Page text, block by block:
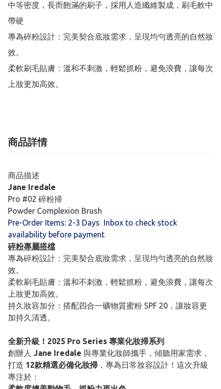
中等密度，長而飽滿的刷子，採用人造纖維製成，刷毛軟中
帶硬
專為碎粉設計：完美契合底妝需求，呈現均勻透亮的自然妝
效。
柔軟刷毛貼膚：溫和不刺激，輕鬆抓粉，避免浪費，讓每次
上妝更加高效。
商品詳情
商品描述
Jane Iredale
Pro #02 碎粉掃
Powder Complexion Brush
Pre-Order Items: 2-3 Days Inbox to check stock
availability before payment
碎粉專屬搭檔
專為碎粉設計：完美契合底妝需求，呈現均勻透亮的自然妝
效。
柔軟刷毛貼膚：溫和不刺激，輕鬆抓粉，避免浪費，讓每次
上妝更加高效。
持久妝容加分：搭配四合一礦物質蜜粉 SPF 20，讓妝容更
加持久清透。
全新升級！2025 Pro Series 專業化妝掃系列
創辦人 Jane Iredale 與專業化妝師攜手，傾聽用家需求，
打造 12款精選必備化妝掃 ，專為日常妝容設計！這次升級
專注於：